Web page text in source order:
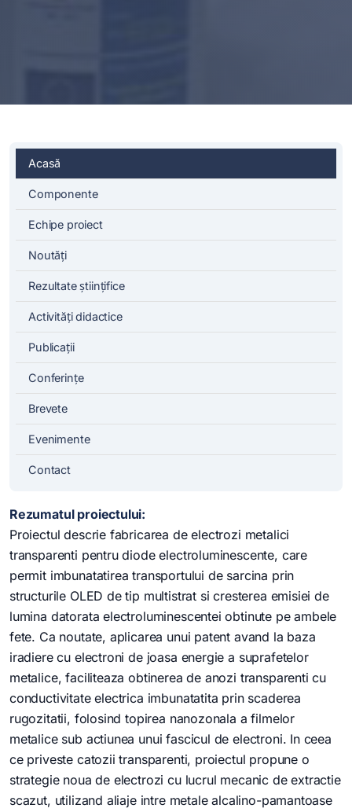
Acasă
Componente
Echipe proiect
Noutăți
Rezultate științifice
Activități didactice
Publicații
Conferințe
Brevete
Evenimente
Contact
Rezumatul proiectului:
Proiectul descrie fabricarea de electrozi metalici
transparenti pentru diode electroluminescente, care
permit imbunatatirea transportului de sarcina prin
structurile OLED de tip multistrat si cresterea emisiei de
lumina datorata electroluminescentei obtinute pe ambele
fete. Ca noutate, aplicarea unui patent avand la baza
iradiere cu electroni de joasa energie a suprafetelor
metalice, faciliteaza obtinerea de anozi transparenti cu
conductivitate electrica imbunatatita prin scaderea
rugozitatii, folosind topirea nanozonala a filmelor
metalice sub actiunea unui fascicul de electroni. In ceea
ce priveste catozii transparenti, proiectul propune o
strategie noua de electrozi cu lucrul mecanic de extractie
scazut, utilizand aliaje intre metale alcalino-pamantoase